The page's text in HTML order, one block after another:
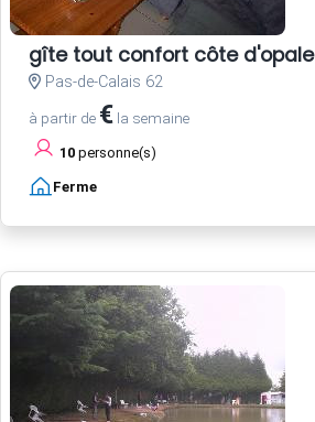
gîte tout confort côte d'opale
Pas-de-Calais 62
à partir de € la semaine
10 personne(s)
Ferme